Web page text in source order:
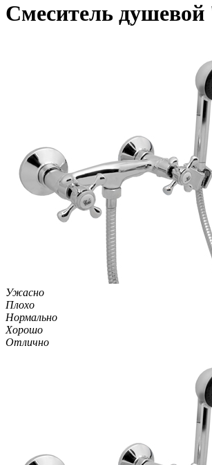
Смеситель
Ужасно
Плохо
Нормально
Хорошо
Отлично